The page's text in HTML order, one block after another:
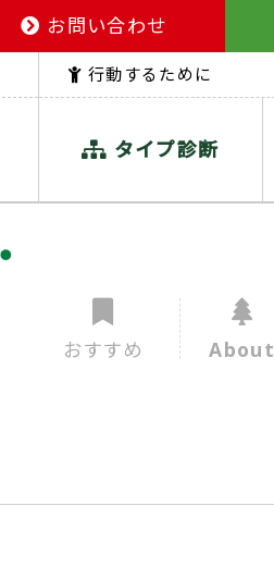
お問い合わせ
行動するために
タイプ診断
おすすめ About